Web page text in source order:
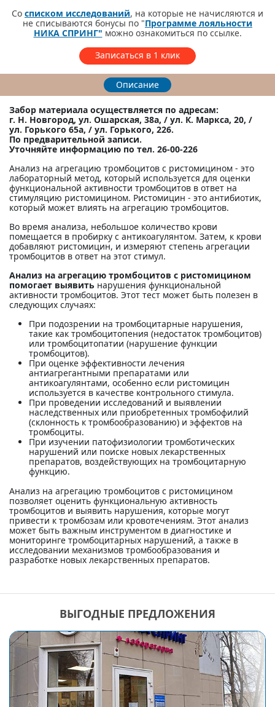
Со списком исследований, на которые не начисляются и
не списываются бонусы по "Программе лояльности
НИКА СПРИНГ" можно ознакомиться по ссылке.
Записаться в 1 клик
Описание
Забор материала осуществляется по адресам:
г. Н. Новгород, ул. Ошарская, 38а, / ул. К. Маркса, 20, /
ул. Горького 65а, / ул. Горького, 226.
По предварительной записи.
Уточняйте информацию по тел. 26-00-226
Анализ на агрегацию тромбоцитов с ристомицином - это
лабораторный метод, который используется для оценки
функциональной активности тромбоцитов в ответ на
стимуляцию ристомицином. Ристомицин - это антибиотик,
который может влиять на агрегацию тромбоцитов.
Во время анализа, небольшое количество крови
помещается в пробирку с антикоагулянтом. Затем, к крови
добавляют ристомицин, и измеряют степень агрегации
тромбоцитов в ответ на этот стимул.
Анализ на агрегацию тромбоцитов с ристомицином
помогает выявить нарушения функциональной
активности тромбоцитов. Этот тест может быть полезен в
следующих случаях:
При подозрении на тромбоцитарные нарушения,
такие как тромбоцитопения (недостаток тромбоцитов)
или тромбоцитопатии (нарушение функции
тромбоцитов).
При оценке эффективности лечения
антиагрегантными препаратами или
антикоагулянтами, особенно если ристомицин
используется в качестве контрольного стимула.
При проведении исследований и выявлении
наследственных или приобретенных тромбофилий
(склонность к тромбообразованию) и эффектов на
тромбоциты.
При изучении патофизиологии тромботических
нарушений или поиске новых лекарственных
препаратов, воздействующих на тромбоцитарную
функцию.
Анализ на агрегацию тромбоцитов с ристомицином
позволяет оценить функциональную активность
тромбоцитов и выявить нарушения, которые могут
привести к тромбозам или кровотечениям. Этот анализ
может быть важным инструментом в диагностике и
мониторинге тромбоцитарных нарушений, а также в
исследовании механизмов тромбообразования и
разработке новых лекарственных препаратов.
ВЫГОДНЫЕ ПРЕДЛОЖЕНИЯ